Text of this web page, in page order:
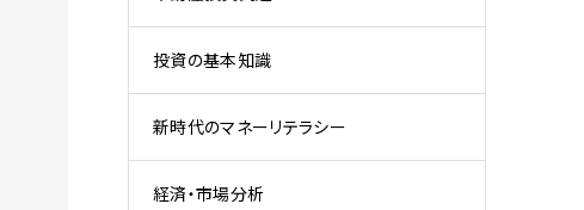
投資の基本知識
新時代のマネーリテラシー
経済・市場分析